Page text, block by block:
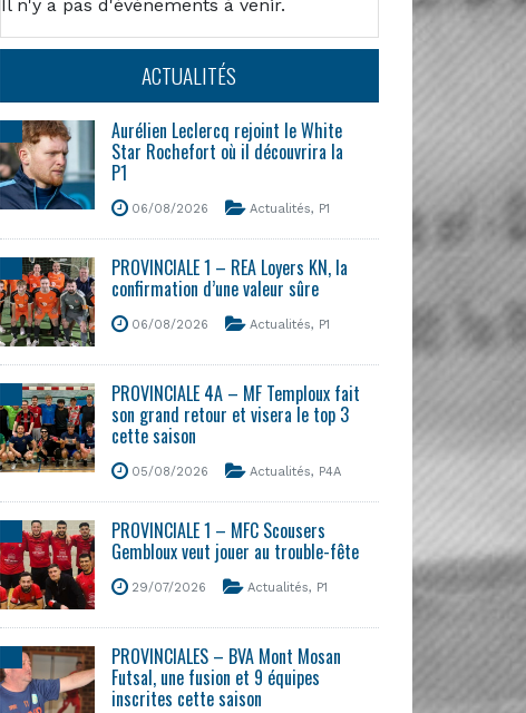
Il n'y a pas d'événements à venir.
ACTUALITÉS
Aurélien Leclercq rejoint le White
Star Rochefort où il découvrira la
P1
06/08/2026 Actualités, P1
PROVINCIALE 1 – REA Loyers KN, la
confirmation d’une valeur sûre
06/08/2026 Actualités, P1
PROVINCIALE 4A – MF Temploux fait
son grand retour et visera le top 3
cette saison
05/08/2026 Actualités, P4A
PROVINCIALE 1 – MFC Scousers
Gembloux veut jouer au trouble-fête
29/07/2026 Actualités, P1
PROVINCIALES – BVA Mont Mosan
Futsal, une fusion et 9 équipes
inscrites cette saison